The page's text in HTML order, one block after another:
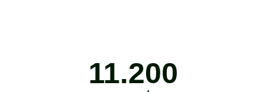
11.200